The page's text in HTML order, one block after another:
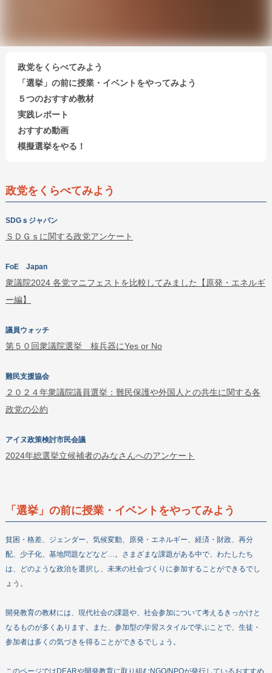
企業・団体の皆さまへ
機関誌
政党をくらべてみよう
「選挙」の前に授業・イベントをやってみよう
５つのおすすめ教材
実践レポート
おすすめ動画
模擬選挙をやる！
政党をくらべてみよう
SDGｓジャパン
ＳＤＧｓに関する政党アンケート
FoE Japan
衆議院2024 各党マニフェストを比較してみました【原発・エネルギ
ー編】
議員ウォッチ
第５０回衆議院選挙 核兵器にYes or No
難民支援協会
２０２４年衆議院議員選挙：難民保護や外国人との共生に関する各
政党の公約
アイヌ政策検討市民会議
2024年総選挙立候補者のみなさんへのアンケート
「選挙」の前に授業・イベントをやってみよう
貧困・格差、ジェンダー、気候変動、原発・エネルギー、経済・財政、再分
配、少子化、基地問題などなど…。さまざまな課題がある中で、わたしたち
は、どのような政治を選択し、未来の社会づくりに参加することができるでし
ょう。
開発教育の教材には、現代社会の課題や、社会参加について考えるきっかけと
なるものが多くあります。また、参加型の学習スタイルで学ぶことで、生徒・
参加者は多くの気づきを得ることができるでしょう。
このページではDEARや開発教育に取り組むNGO/NPOが発行しているおすすめ